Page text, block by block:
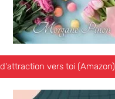
vers toi (Amazon)